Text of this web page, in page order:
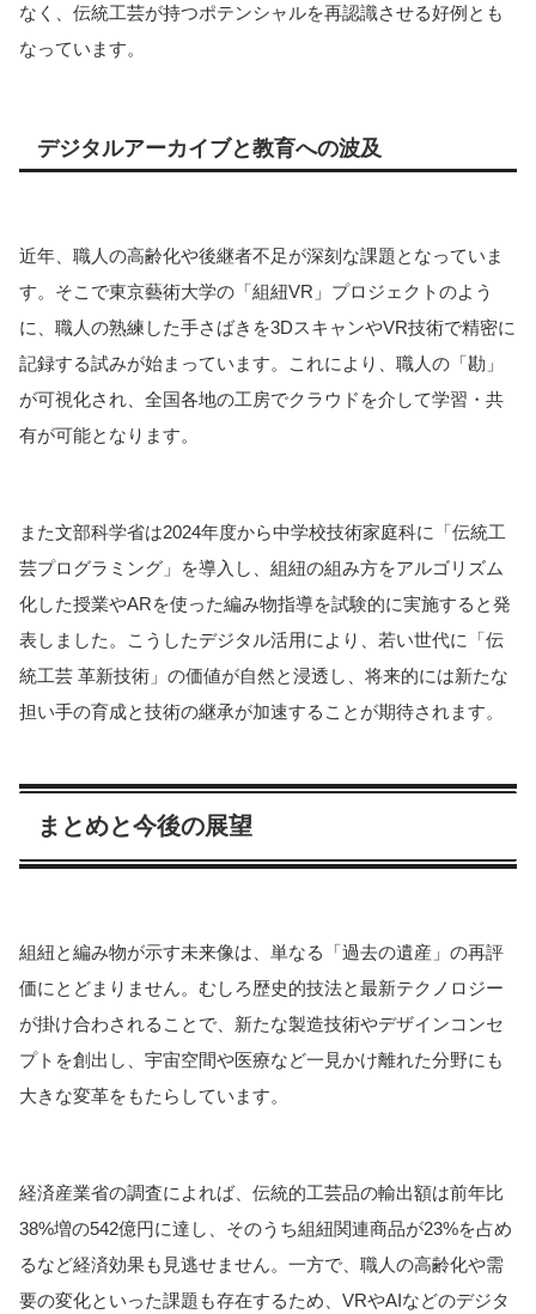
なく、伝統工芸が持つポテンシャルを再認識させる好例とも
なっています。
デジタルアーカイブと教育への波及
近年、職人の高齢化や後継者不足が深刻な課題となっていま
す。そこで東京藝術大学の「組紐VR」プロジェクトのよう
に、職人の熟練した手さばきを3DスキャンやVR技術で精密に
記録する試みが始まっています。これにより、職人の「勘」
が可視化され、全国各地の工房でクラウドを介して学習・共
有が可能となります。
また文部科学省は2024年度から中学校技術家庭科に「伝統工
芸プログラミング」を導入し、組紐の組み方をアルゴリズム
化した授業やARを使った編み物指導を試験的に実施すると発
表しました。こうしたデジタル活用により、若い世代に「伝
統工芸 革新技術」の価値が自然と浸透し、将来的には新たな
担い手の育成と技術の継承が加速することが期待されます。
まとめと今後の展望
組紐と編み物が示す未来像は、単なる「過去の遺産」の再評
価にとどまりません。むしろ歴史的技法と最新テクノロジー
が掛け合わされることで、新たな製造技術やデザインコンセ
プトを創出し、宇宙空間や医療など一見かけ離れた分野にも
大きな変革をもたらしています。
経済産業省の調査によれば、伝統的工芸品の輸出額は前年比
38%増の542億円に達し、そのうち組紐関連商品が23%を占め
るなど経済効果も見逃せません。一方で、職人の高齢化や需
要の変化といった課題も存在するため、VRやAIなどのデジタ